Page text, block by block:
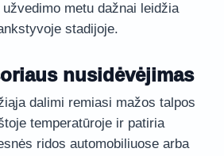
metu dažnai leidžia
stadijoje.
nusidėvėjimas
dalimi remiasi mažos talpos
temperatūroje ir patiria
ridos automobiliuose arba